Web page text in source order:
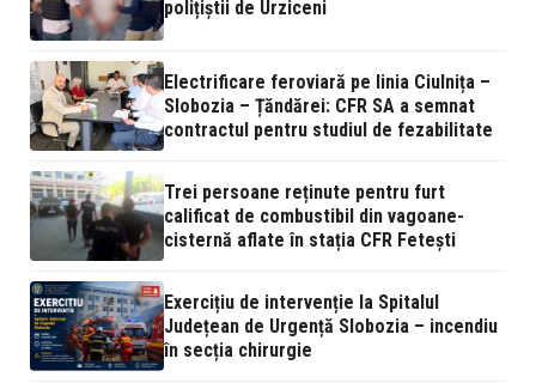
polițiștii de Urziceni
Electrificare feroviară pe linia Ciulnița –
Slobozia – Țăndărei: CFR SA a semnat
contractul pentru studiul de fezabilitate
Trei persoane reținute pentru furt
calificat de combustibil din vagoane-
cisternă aflate în stația CFR Fetești
Exercițiu de intervenție la Spitalul
Județean de Urgență Slobozia – incendiu
în secția chirurgie